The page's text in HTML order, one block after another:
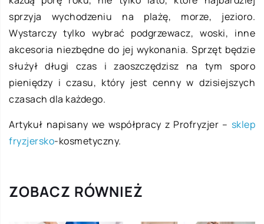
sprzyja wychodzeniu na plażę, morze, jezioro.
Wystarczy tylko wybrać podgrzewacz, woski, inne
akcesoria niezbędne do jej wykonania. Sprzęt będzie
służył długi czas i zaoszczędzisz na tym sporo
pieniędzy i czasu, który jest cenny w dzisiejszych
czasach dla każdego.
Artykuł napisany we współpracy z Profryzjer – sklep
fryzjersko-kosmetyczny.
ZOBACZ RÓWNIEŻ